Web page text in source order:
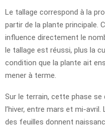
Le tallage correspond à la
partir de la plante principale.
influence directement le
le tallage est réussi, plus la
condition que la plante ait
mener à terme.
Sur le terrain, cette phase
l’hiver, entre mars et mi-
des feuilles donnent